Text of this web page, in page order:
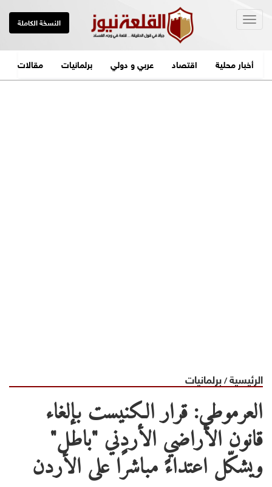
النسخة الكاملة
أخبار محلية اقتصاد عربي و دولي برلمانيات مقالات
الرئيسية/برلمانيات
العرموطي: قرار الكنيست بإلغاء
قانون الأراضي الأردني "باطل"
ويشكّل اعتداءً مباشرًا على الأردن